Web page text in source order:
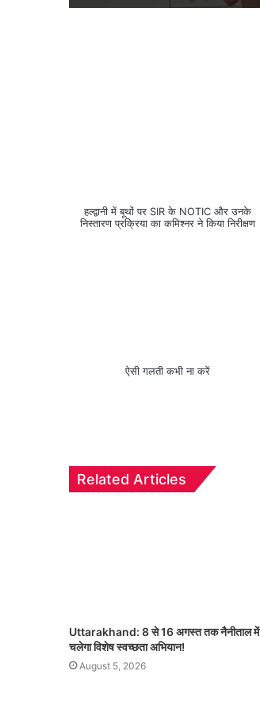
हल्द्वानी में बूथों पर SIR के NOTIC और उनके
निस्तारण प्रक्रिया का कमिश्नर ने किया निरीक्षण
ऐसी गलती कभी ना करें
Related Articles
Uttarakhand: 8 से 16 अगस्त तक नैनीताल में
चलेगा विशेष स्वच्छता अभियान!
August 5, 2026